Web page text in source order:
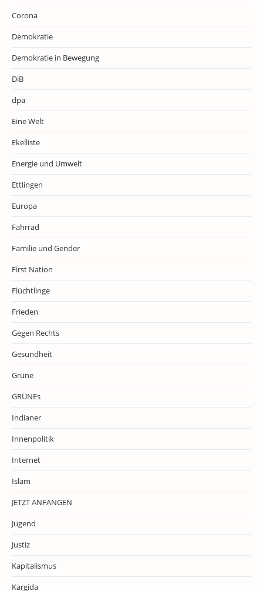
Corona
Demokratie
Demokratie in Bewegung
DiB
dpa
Eine Welt
Ekelliste
Energie und Umwelt
Ettlingen
Europa
Fahrrad
Familie und Gender
First Nation
Flüchtlinge
Frieden
Gegen Rechts
Gesundheit
Grüne
GRÜNEs
Indianer
Innenpolitik
Internet
Islam
JETZT ANFANGEN
Jugend
Justiz
Kapitalismus
Kargida